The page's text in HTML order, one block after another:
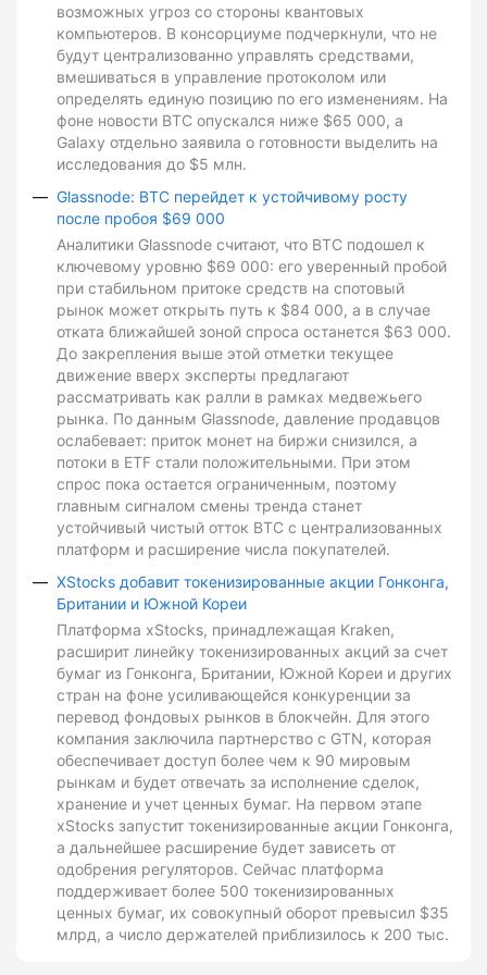
возможных угроз со стороны квантовых
компьютеров. В консорциуме подчеркнули, что не
будут централизованно управлять средствами,
вмешиваться в управление протоколом или
определять единую позицию по его изменениям. На
фоне новости BTC опускался ниже $65 000, а
Galaxy отдельно заявила о готовности выделить на
исследования до $5 млн.
Glassnode: BTC перейдет к устойчивому росту
после пробоя $69 000
Аналитики Glassnode считают, что BTC подошел к
ключевому уровню $69 000: его уверенный пробой
при стабильном притоке средств на спотовый
рынок может открыть путь к $84 000, а в случае
отката ближайшей зоной спроса останется $63 000.
До закрепления выше этой отметки текущее
движение вверх эксперты предлагают
рассматривать как ралли в рамках медвежьего
рынка. По данным Glassnode, давление продавцов
ослабевает: приток монет на биржи снизился, а
потоки в ETF стали положительными. При этом
спрос пока остается ограниченным, поэтому
главным сигналом смены тренда станет
устойчивый чистый отток BTC с централизованных
платформ и расширение числа покупателей.
XStocks добавит токенизированные акции Гонконга,
Британии и Южной Кореи
Платформа xStocks, принадлежащая Kraken,
расширит линейку токенизированных акций за счет
бумаг из Гонконга, Британии, Южной Кореи и других
стран на фоне усиливающейся конкуренции за
перевод фондовых рынков в блокчейн. Для этого
компания заключила партнерство с GTN, которая
обеспечивает доступ более чем к 90 мировым
рынкам и будет отвечать за исполнение сделок,
хранение и учет ценных бумаг. На первом этапе
xStocks запустит токенизированные акции Гонконга,
а дальнейшее расширение будет зависеть от
одобрения регуляторов. Сейчас платформа
поддерживает более 500 токенизированных
ценных бумаг, их совокупный оборот превысил $35
млрд, а число держателей приблизилось к 200 тыс.